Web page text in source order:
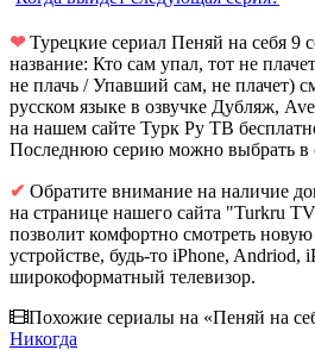
❤Турецкие сериал Пеняй на себя 9
название: Кто сам упал, тот не
не плачь / Упавший сам, не плачет)
русском языке в озвучке Дубляж,
на нашем сайте Турк Ру ТВ
Последнюю серию можно выбрать в
✔ Обратите внимание на наличие
на странице нашего сайта "Turkru
позволит комфортно смотреть
устройстве, будь-то iPhone, Andriod,
широкоформатный телевизор.
Похожие сериалы на «Пеняй на
Никогда